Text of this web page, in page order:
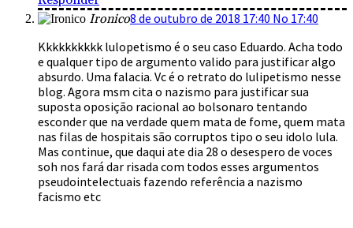
Ironico8 de outubro de 2018 17:40 No 17:40
Kkkkkkkkkk lulopetismo é o seu caso Eduardo. Acha todo
e qualquer tipo de argumento valido para justificar algo
absurdo. Uma falacia. Vc é o retrato do lulipetismo nesse
blog. Agora msm cita o nazismo para justificar sua
suposta oposição racional ao bolsonaro tentando
esconder que na verdade quem mata de fome, quem mata
nas filas de hospitais são corruptos tipo o seu idolo lula.
Mas continue, que daqui ate dia 28 o desespero de voces
soh nos fará dar risada com todos esses argumentos
pseudointelectuais fazendo referência a nazismo
facismo etc